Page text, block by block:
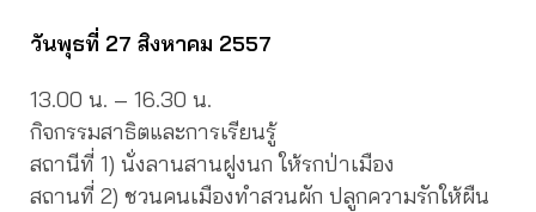
วันพุธที่ 27 สิงหาคม 2557
13.00 น. – 16.30 น.
กิจกรรมสาธิตและการเรียนรู้
สถานีที่ 1) นั่งลานสานฝูงนก ให้รกป่าเมือง
สถานที่ 2) ชวนคนเมืองทำสวนผัก ปลูกความรักให้ผืน